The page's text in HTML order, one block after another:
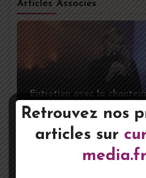
Articles Associés
Entretien avec la
Olga
Retrouvez nos
articles sur
media.fr